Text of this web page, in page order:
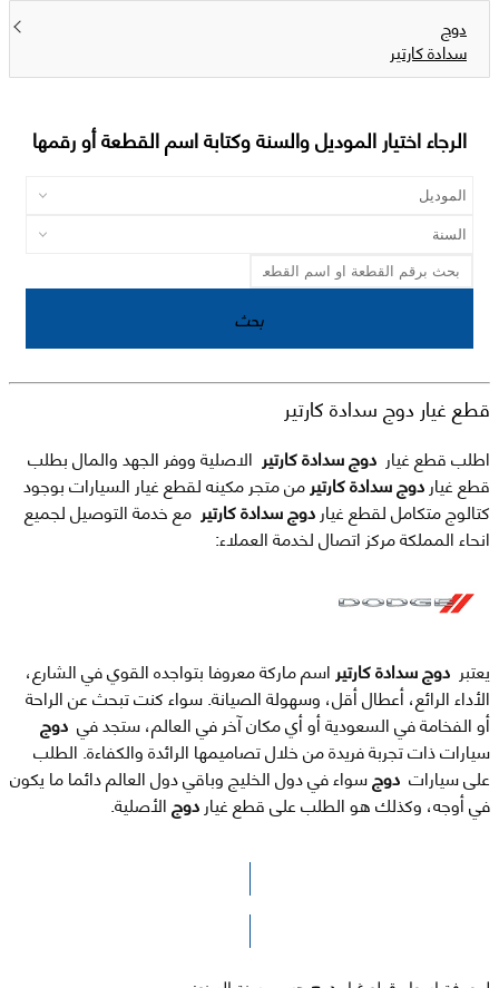
دوج
سدادة كارتير
الرجاء اختيار الموديل والسنة وكتابة اسم القطعة أو رقمها
بحث
قطع غيار دوج سدادة كارتير
اطلب قطع غيار
الاصلية ووفر الجهد والمال بطلب
قطع غيار دوج سدادة كارتير من متجر مكينه لقطع غيار السيارات بوجود
كتالوج متكامل لقطع غيار دوج سدادة كارتير مع خدمة التوصيل لجميع
انحاء المملكة مركز اتصال لخدمة العملاء:
يعتبر دوج سدادة كارتير اسم ماركة معروفا بتواجده القوي في الشارع،
الأداء الرائع، أعطال أقل، وسهولة الصيانة. سواء كنت تبحث عن الراحة
أو الفخامة في السعودية أو أي مكان آخر في العالم، ستجد في دوج
سيارات ذات تجربة فريدة من خلال تصاميمها الرائدة والكفاءة. الطلب
على سيارات دوجسواء في دول الخليج وباقي دول العالم دائما ما يكون
في أوجه، وكذلك هو الطلب على قطع غيار دوجالأصلية.
الرجاء الضغط هنا للوصول لصفحة البحث